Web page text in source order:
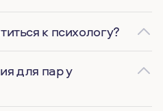
к психологу?
для пар у